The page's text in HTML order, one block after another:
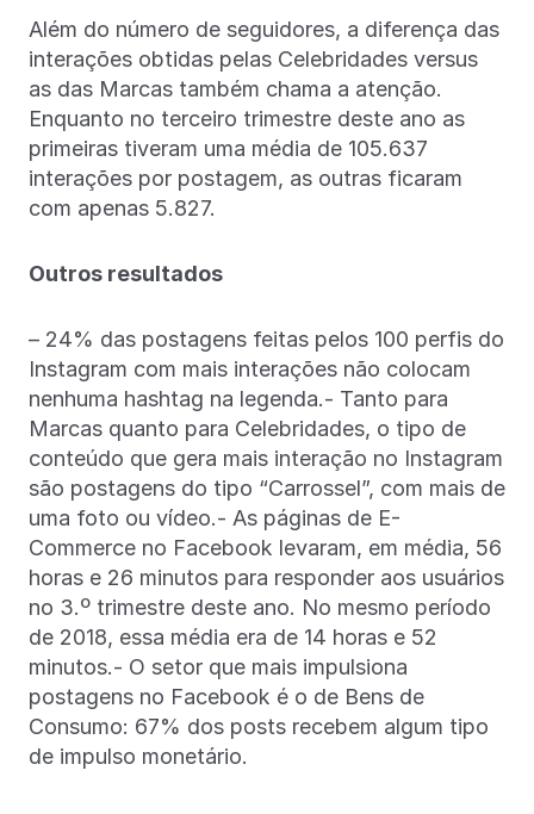
Além do número de seguidores, a diferença das
interações obtidas pelas Celebridades versus
as das Marcas também chama a atenção.
Enquanto no terceiro trimestre deste ano as
primeiras tiveram uma média de 105.637
interações por postagem, as outras ficaram
com apenas 5.827.
Outros resultados
– 24% das postagens feitas pelos 100 perfis do
Instagram com mais interações não colocam
nenhuma hashtag na legenda.- Tanto para
Marcas quanto para Celebridades, o tipo de
conteúdo que gera mais interação no Instagram
são postagens do tipo “Carrossel”, com mais de
uma foto ou vídeo.- As páginas de E-
Commerce no Facebook levaram, em média, 56
horas e 26 minutos para responder aos usuários
no 3.º trimestre deste ano. No mesmo período
de 2018, essa média era de 14 horas e 52
minutos.- O setor que mais impulsiona
postagens no Facebook é o de Bens de
Consumo: 67% dos posts recebem algum tipo
de impulso monetário.